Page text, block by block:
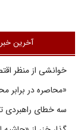
آخرین
خوانشی از منظر
«محاصره در برابر
سه خطای راهبردی